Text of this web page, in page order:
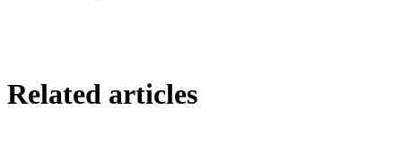
Related articles